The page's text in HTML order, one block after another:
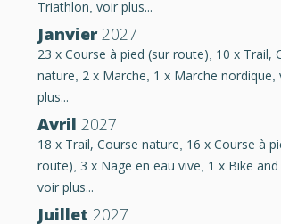
Triathlon voir plus...
Janvier2027
23 x Course à pied (sur route) 10 x Trail,
nature 2 x Marche 1 x Marche nordique
plus...
Avril 2027
18 x Trail, Course nature 16 x Course à
route) 3 x Nage en eau vive 1 x Bike and
voir plus...
Juillet 2027